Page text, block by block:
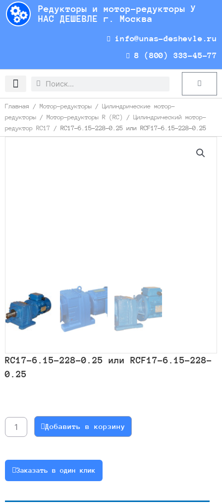
Перейти
содержимому
Редукторы и мотор-редукторы У
НАС ДЕШЕВЛЕ г. Москва
info@unas-deshevle.ru
8 (800) 333-45-77
Search
Search Cart
Главная / Мотор-редукторы / Цилиндрические мотор-
редукторы / Мотор-редукторы R (RC) / Цилиндрический мотор-
редуктор RC17 / RC17-6.15-228-0.25 или RCF17-6.15-228-0.25
RC17-6.15-228-0.25 или RCF17-6.15-228-
0.25
RC17-
6.15-
или
RCF17-
228-
Добавить в корзину
Заказать в один клик